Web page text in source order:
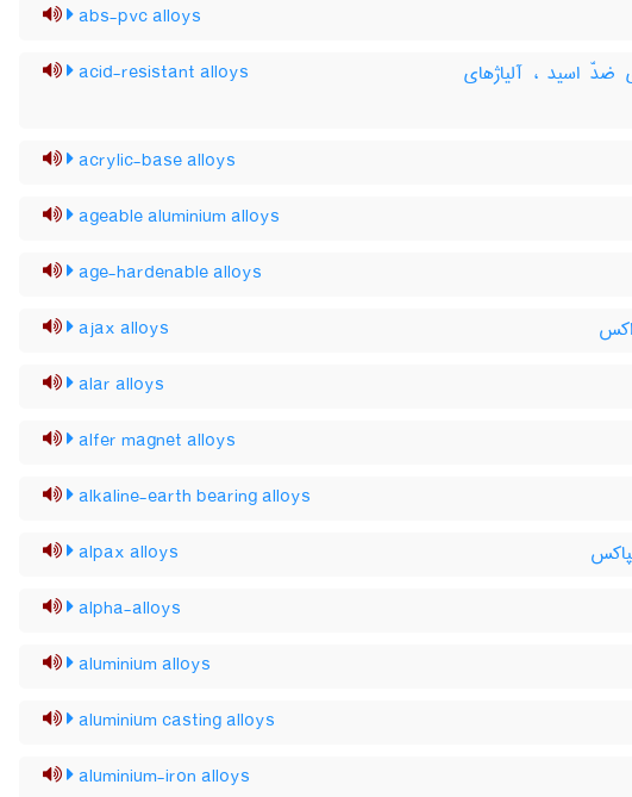
abs-pvc alloys
ضدّ اسید ، آلیاژهای
acid-resistant alloys
acrylic-base alloys
ageable aluminium alloys
age-hardenable alloys
ajax alloys
alar alloys
alfer magnet alloys
alkaline-earth bearing alloys
alpax alloys
alpha-alloys
aluminium alloys
aluminium casting alloys
aluminium-iron alloys